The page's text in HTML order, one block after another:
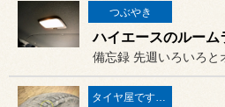
つぶやき
ハイエースのルーム
備忘録 先週いろいろと
タイヤ屋です。「本業」のタイヤ